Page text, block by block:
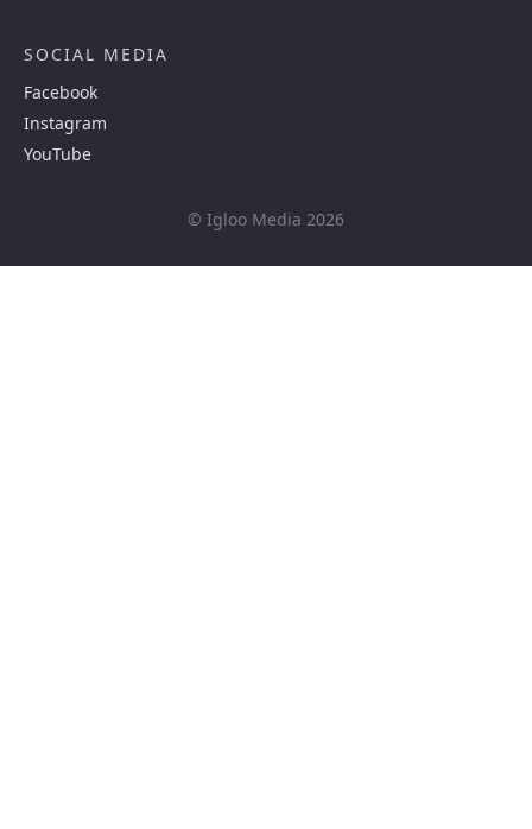
SOCIAL MEDIA
Facebook
Instagram
YouTube
© Igloo Media 2026